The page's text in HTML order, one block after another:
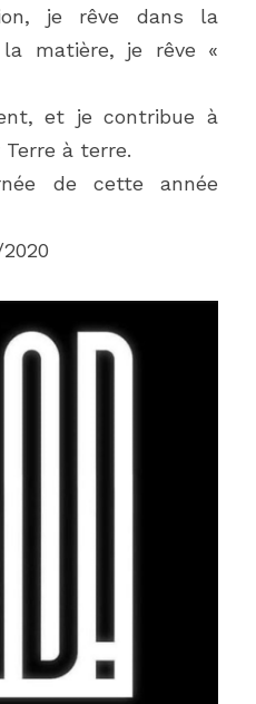
je rêve dans la
matière, je rêve «
et je contribue à
à terre.
de cette année